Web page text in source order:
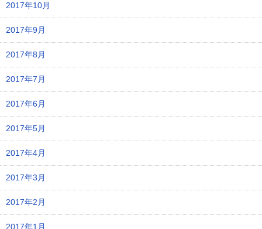
2017年10月
2017年9月
2017年8月
2017年7月
2017年6月
2017年5月
2017年4月
2017年3月
2017年2月
2017年1月